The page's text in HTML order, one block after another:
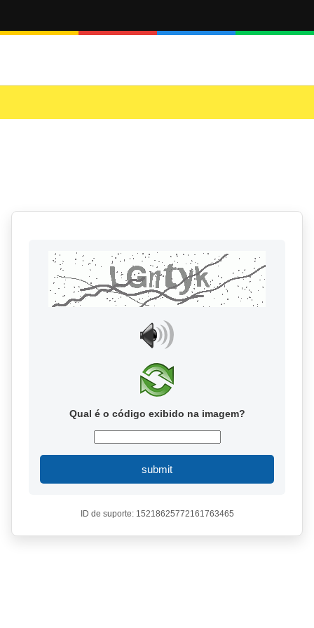
Qual é o código exibido na imagem?
submit
ID de suporte: 15218625772161763465